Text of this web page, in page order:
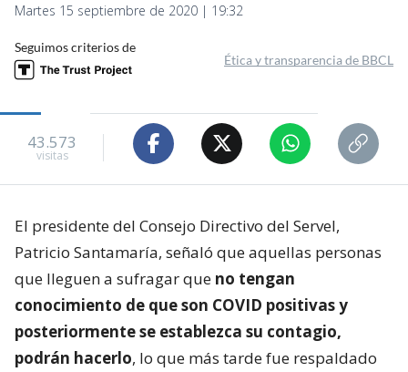
Martes 15 septiembre de 2020 | 19:32
Seguimos criterios de
Ética y transparencia de BBCL
43.573
visitas
El presidente del Consejo Directivo del Servel,
Patricio Santamaría, señaló que aquellas personas
que lleguen a sufragar que no tengan
conocimiento de que son COVID positivas y
posteriormente se establezca su contagio,
podrán hacerlo, lo que más tarde fue respaldado